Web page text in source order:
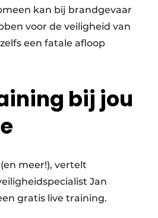
kan bij brandgevaar
voor de veiligheid van
een fatale afloop
bij jou
meer!), vertelt
Jan
gratis live training.